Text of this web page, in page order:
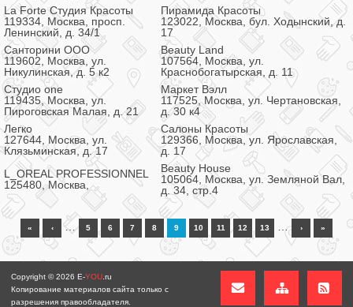
La Forte Студия Красоты
119334, Москва, просп.
Ленинский, д. 34/1
Пирамида Красоты
123022, Москва, бул. Ходынский, д.
17
Санторини ООО
119602, Москва, ул.
Никулинская, д. 5 к2
Beauty Land
107564, Москва, ул.
Краснобогатырская, д. 11
Студио one
119435, Москва, ул.
Пироговская Малая, д. 21
Маркет Вэлл
117525, Москва, ул. Чертановская,
д. 30 к4
Легко
127644, Москва, ул.
Клязьминская, д. 17
Салоны Красоты
129366, Москва, ул. Ярославская,
д. 17
L_OREAL PROFESSIONNEL
125480, Москва,
Beauty House
105064, Москва, ул. Земляной Вал,
д. 34, стр.4
« ‹ … 5 6 7 8 9 10 11 12 13 … › »
Copyright © 2026 E-YOU .ru
Копирование материалов сайта только с
разрешения правообладателя.